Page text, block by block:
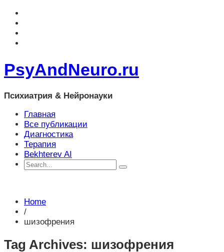
PsyAndNeuro.ru
Психиатрия & Нейронауки
Главная
Все публикации
Диагностика
Терапия
Bekhterev AI
Home
/
шизофрения
Tag Archives: шизофрения